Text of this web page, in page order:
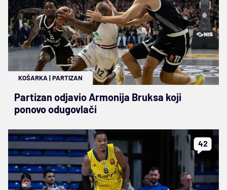
KOŠARKA |PARTIZAN
Partizan odjavio Armonija Bruksa koji
ponovo odugovlači
42